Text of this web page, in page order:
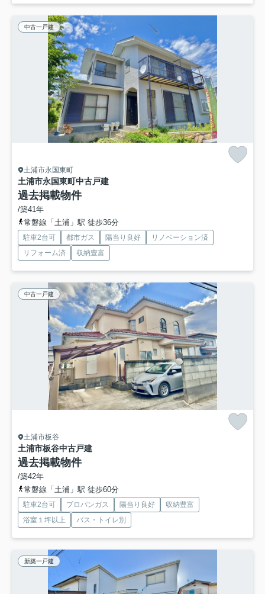
中古一戸建
土浦市永国東町
土浦市永国東町中古戸建
過去掲載物件
/築41年
常磐線「土浦」駅 徒歩36分
駐車2台可 都市ガス 陽当り良好
リノベーション済
リフォーム済
収納豊富
中古一戸建
土浦市板谷
土浦市板谷中古戸建
過去掲載物件
/築42年
常磐線「土浦」駅 徒歩60分
駐車2台可 プロパンガス 陽当り良好
収納豊富
浴室１坪以上
バス・トイレ別
新築一戸建